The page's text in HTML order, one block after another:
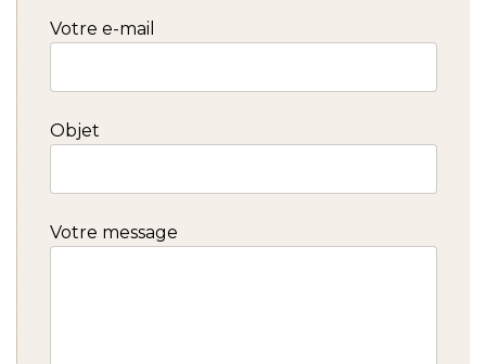
Votre e-mail
Objet
Votre message